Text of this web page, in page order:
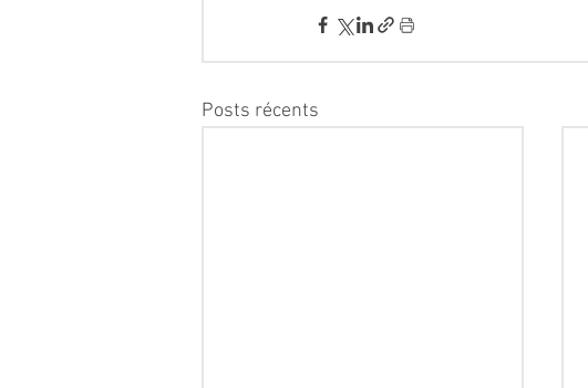
Posts récents